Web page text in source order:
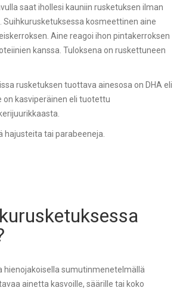
saat ihollesi kauniin rusketuksen ilman
Suihkurusketuksessa kosmeettinen aine
Aine reagoi ihon pintakerroksen
kanssa. Tuloksena on ruskettuneen
rusketuksen tuottava ainesosa on DHA eli
on kasviperäinen eli tuotettu
hajusteita tai parabeeneja.
hienojakoisella sumutinmenetelmällä
ainetta kasvoille, säärille tai koko